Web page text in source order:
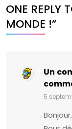
ONE REPLY
MONDE !”
Un
5